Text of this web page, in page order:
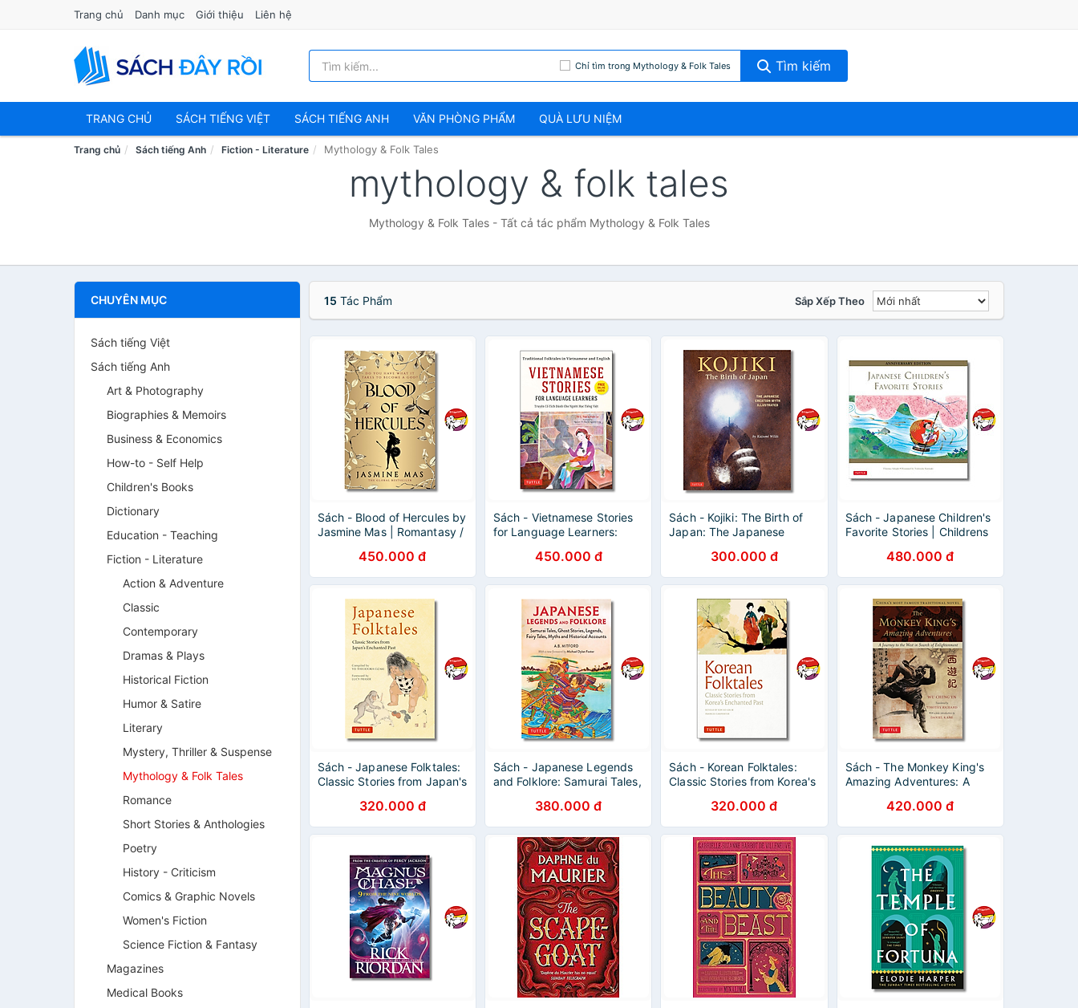
Trang chủ Danh mục Giới thiệu Liên hệ
Chỉ tìm trong Mythology & Folk Tales Tìm kiếm
TRANG CHỦ SÁCH TIẾNG VIỆT SÁCH TIẾNG ANH VĂN PHÒNG PHẨM QUÀ LƯU NIỆM
Trang chủ Sách tiếng Anh Fiction - Literature Mythology & Folk Tales
mythology & folk tales
Mythology & Folk Tales - Tất cả tác phẩm Mythology & Folk Tales
CHUYÊN MỤC
Sách tiếng Việt
Sách tiếng Anh
Art & Photography
Biographies & Memoirs
Business & Economics
How-to - Self Help
Children's Books
Dictionary
Education - Teaching
Fiction - Literature
Action & Adventure
Classic
Contemporary
Dramas & Plays
Historical Fiction
Humor & Satire
Literary
Mystery, Thriller & Suspense
Mythology & Folk Tales
Romance
Short Stories & Anthologies
Poetry
History - Criticism
Comics & Graphic Novels
Women's Fiction
Science Fiction & Fantasy
Magazines
Medical Books
15 Tác Phẩm Sắp Xếp Theo
Sách - Blood of Hercules by
Jasmine Mas | Romantasy /
Nhập khẩu UK
450.000 đ
Sách - Vietnamese Stories
for Language Learners:
Vietnamese & English
450.000 đ
Sách - Kojiki: The Birth of
Japan: The Japanese
Ngoại văn Bìa cứng
300.000 đ
Sách - Japanese Children's
Favorite Stories | Childrens
Bìa cứng480.000 đ
Sách - Japanese Folktales:
Classic Stories from Japan's
Classics/ Ngoại văn
320.000 đ
Sách - Japanese Legends
and Folklore: Samurai Tales,
Ngoại văn380.000 đ
Sách - Korean Folktales:
Classic Stories from Korea's
dân gian Hàn Quốc
320.000 đ
Sách - The Monkey King's
Amazing Adventures: A
Du Ký bản Tiếng Anh
420.000 đ